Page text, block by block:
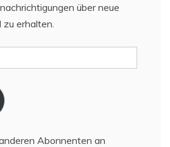
über neue
erhalten.
Abonnenten an